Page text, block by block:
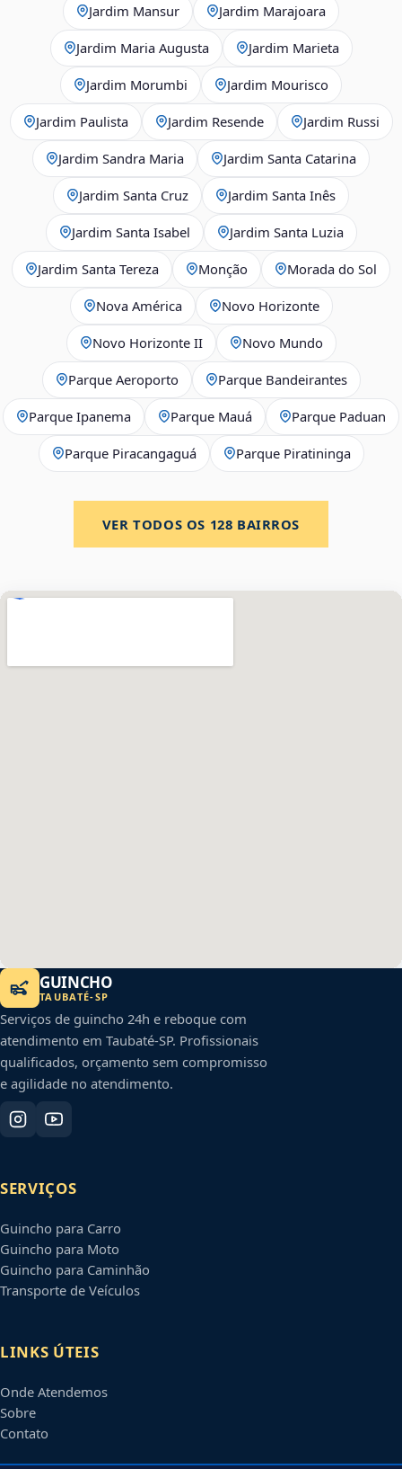
Jardim Mansur Jardim Marajoara
Jardim Maria Augusta Jardim Marieta
Jardim Morumbi Jardim Mourisco
Jardim Paulista Jardim Resende Jardim Russi
Jardim Sandra Maria Jardim Santa Catarina
Jardim Santa Cruz Jardim Santa Inês
Jardim Santa Isabel Jardim Santa Luzia
Jardim Santa Tereza Monção Morada do Sol
Nova América Novo Horizonte
Novo Horizonte II Novo Mundo
Parque Aeroporto Parque Bandeirantes
Parque Ipanema Parque Mauá Parque Paduan
Parque Piracangaguá Parque Piratininga
VER TODOS OS 128 BAIRROS
GUINCHO
TAUBATÉ-SP
Serviços de guincho 24h e reboque com
atendimento em Taubaté-SP. Profissionais
qualificados, orçamento sem compromisso
e agilidade no atendimento.
SERVIÇOS
Guincho para Carro
Guincho para Moto
Guincho para Caminhão
Transporte de Veículos
LINKS ÚTEIS
Onde Atendemos
Sobre
Contato